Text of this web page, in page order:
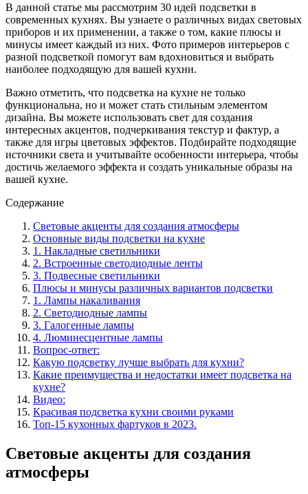
В данной статье мы рассмотрим 30 идей подсветки в
современных кухнях. Вы узнаете о различных видах световых
приборов и их применении, а также о том, какие плюсы и
минусы имеет каждый из них. Фото примеров интерьеров с
разной подсветкой помогут вам вдохновиться и выбрать
наиболее подходящую для вашей кухни.
Важно отметить, что подсветка на кухне не только
функциональна, но и может стать стильным элементом
дизайна. Вы можете использовать свет для создания
интересных акцентов, подчеркивания текстур и фактур, а
также для игры цветовых эффектов. Подбирайте подходящие
источники света и учитывайте особенности интерьера, чтобы
достичь желаемого эффекта и создать уникальные образы на
вашей кухне.
Содержание
Световые акценты для создания атмосферы
Основные виды подсветки на кухне
1. Накладные светильники
2. Встроенные светодиодные ленты
3. Подвесные светильники
Плюсы и минусы различных вариантов подсветки
1. Лампы накаливания
2. Светодиодные лампы
3. Галогенные лампы
4. Люминесцентные лампы
Вопрос-ответ:
Какую подсветку лучше выбрать для кухни?
Какие преимущества и недостатки имеет подсветка на
кухне?
Видео:
Красивая подсветка кухни своими руками
Топ-15 кухонных фартуков в 2023.
Световые акценты для создания
атмосферы